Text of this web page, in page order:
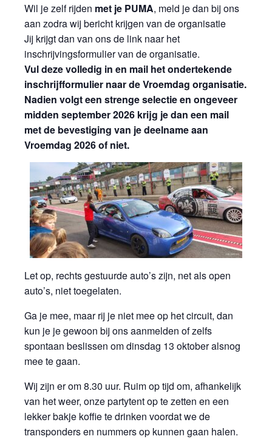
Wil je zelf rijden met je PUMA, meld je dan bij ons
aan zodra wij bericht krijgen van de organisatie
Jij krijgt dan van ons de link naar het
inschrijvingsformulier van de organisatie.
Vul deze volledig in en mail het ondertekende
inschrijfformulier naar de Vroemdag organisatie.
Nadien volgt een strenge selectie en ongeveer
midden september 2026 krijg je dan een mail
met de bevestiging van je deelname aan
Vroemdag 2026 of niet.
Let op, rechts gestuurde auto’s zijn, net als open
auto’s, niet toegelaten.
Ga je mee, maar rij je niet mee op het circuit, dan
kun je je gewoon bij ons aanmelden of zelfs
spontaan beslissen om dinsdag 13 oktober alsnog
mee te gaan.
Wij zijn er om 8.30 uur. Ruim op tijd om, afhankelijk
van het weer, onze partytent op te zetten en een
lekker bakje koffie te drinken voordat we de
transponders en nummers op kunnen gaan halen.